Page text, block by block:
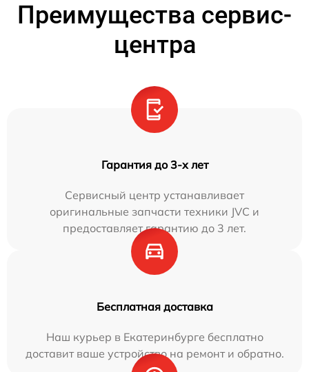
Преимущества сервис-
центра
Гарантия до 3-х лет
Сервисный центр устанавливает
оригинальные запчасти техники JVC и
предоставляет гарантию до 3 лет.
Бесплатная доставка
Наш курьер в Екатеринбурге бесплатно
доставит ваше устройство на ремонт и обратно.